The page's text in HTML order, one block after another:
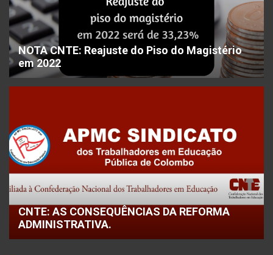
NOTA CNTE: Reajuste do Piso do Magistério
em 2022
CNTE: AS CONSEQUÊNCIAS DA REFORMA
ADMINISTRATIVA.